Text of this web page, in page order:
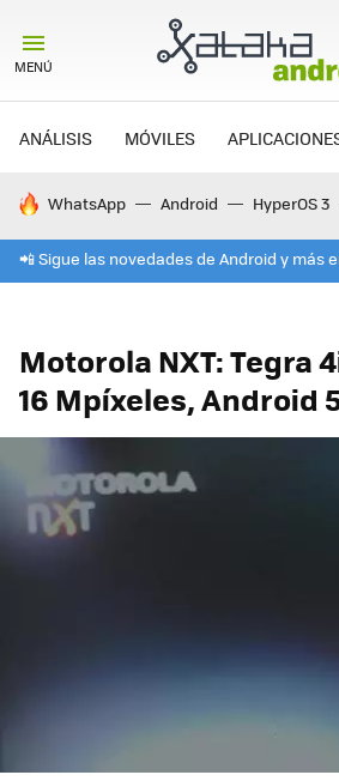
MENÚ
ANÁLISIS MÓVILES
HOY SE HABLA DE
WhatsApp Android HyperOS 3
📲 Sigue las novedades de Android y más
Motorola NXT: Tegra
16 Mpíxeles, Android